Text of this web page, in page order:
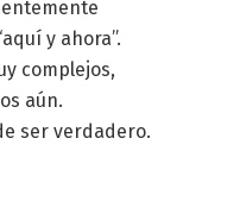
y ahora”.
complejos,
aún.
ser verdadero.